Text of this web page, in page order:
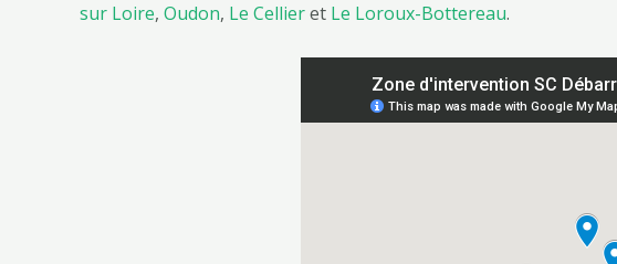
sur Loire, Oudon, Le Cellieret Le Loroux-Bottereau.